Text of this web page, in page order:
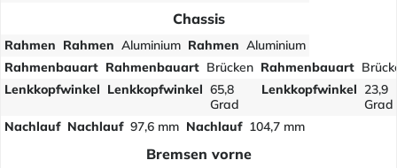
Chassis
Rahmen Rahmen Aluminium Rahmen Aluminium
Rahmenbauart Rahmenbauart Brücken Rahmenbauart
Lenkkopfwinkel Lenkkopfwinkel 65,8
Grad
Lenkkopfwinkel 23,9
Grad
Nachlauf Nachlauf 97,6 mm Nachlauf 104,7 mm
Bremsen vorne